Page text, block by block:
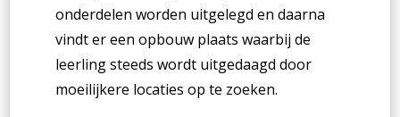
onderdelen worden uitgelegd en daarna
vindt er een opbouw plaats waarbij de
leerling steeds wordt uitgedaagd door
moeilijkere locaties op te zoeken.